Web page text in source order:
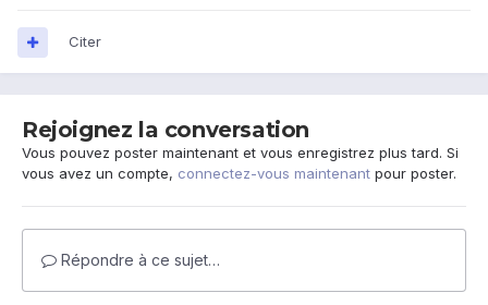
Citer
Rejoignez la conversation
Vous pouvez poster maintenant et vous enregistrez plus tard. Si
vous avez un compte, connectez-vous maintenant pour poster.
Répondre à ce sujet…